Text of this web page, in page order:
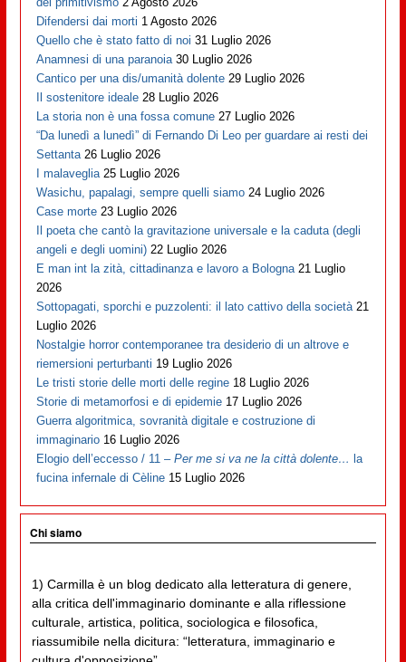
Difendersi dai morti 1 Agosto 2026
Quello che è stato fatto di noi 31 Luglio 2026
Anamnesi di una paranoia 30 Luglio 2026
Cantico per una dis/umanità dolente 29 Luglio 2026
Il sostenitore ideale 28 Luglio 2026
La storia non è una fossa comune 27 Luglio 2026
“Da lunedì a lunedì” di Fernando Di Leo per guardare ai resti dei
Settanta 26 Luglio 2026
I malaveglia 25 Luglio 2026
Wasichu, papalagi, sempre quelli siamo 24 Luglio 2026
Case morte 23 Luglio 2026
Il poeta che cantò la gravitazione universale e la caduta (degli
angeli e degli uomini) 22 Luglio 2026
E man int la zità, cittadinanza e lavoro a Bologna 21 Luglio
2026
Sottopagati, sporchi e puzzolenti: il lato cattivo della società 21
Luglio 2026
Nostalgie horror contemporanee tra desiderio di un altrove e
riemersioni perturbanti 19 Luglio 2026
Le tristi storie delle morti delle regine 18 Luglio 2026
Storie di metamorfosi e di epidemie 17 Luglio 2026
Guerra algoritmica, sovranità digitale e costruzione di
immaginario 16 Luglio 2026
Elogio dell’eccesso / 11 –Per me si va ne la città dolente… la
fucina infernale di Cèline 15 Luglio 2026
Chi siamo
1) Carmilla è un blog dedicato alla letteratura di genere,
alla critica dell'immaginario dominante e alla riflessione
culturale, artistica, politica, sociologica e filosofica,
riassumibile nella dicitura: “letteratura, immaginario e